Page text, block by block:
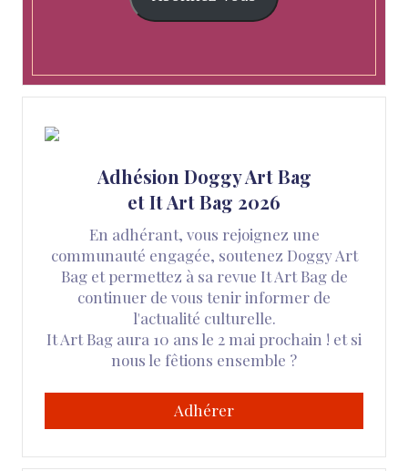
Adhésion Doggy Art Bag
et It Art Bag 2026
En adhérant, vous rejoignez une
communauté engagée, soutenez Doggy Art
Bag et permettez à sa revue It Art Bag de
continuer de vous tenir informer de
l'actualité culturelle.
It Art Bag aura 10 ans le 2 mai prochain ! et si
nous le fêtions ensemble ?
Adhérer